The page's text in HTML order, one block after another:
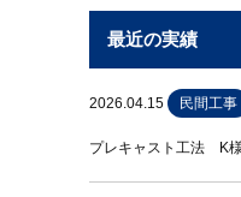
最近の実績
2026.04.15 民間工事
プレキャスト工法 K